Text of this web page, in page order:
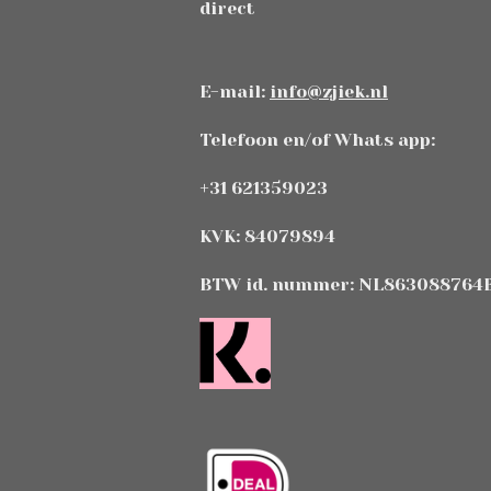
direct
E-mail: info@zjiek.nl
Telefoon en/of Whats app:
+31 621359023
KVK: 84079894
BTW id. nummer: